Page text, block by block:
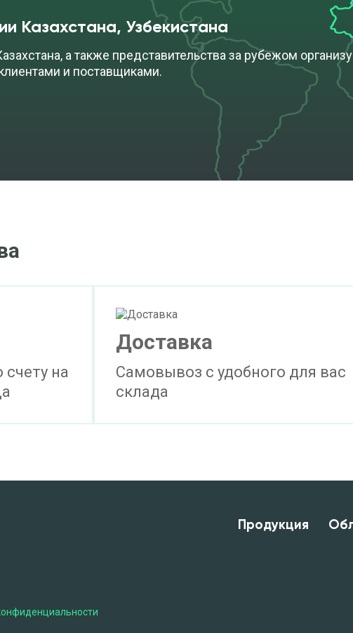
Казахстана, Узбекистана
а также представительства за рубежом
и поставщиками.
счету на
Доставка
Самовывоз с удобного для вас
склада
Продукция